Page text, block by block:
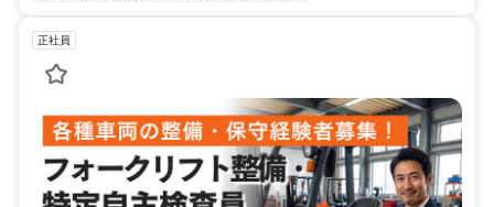
正社員